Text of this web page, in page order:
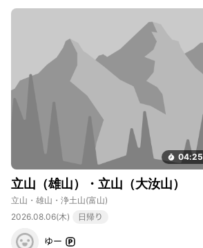
04:25
立山（雄山）・立山（大汝山）
立山・雄山・浄土山(富山)
2026.08.06(木)
日帰り
ゆー